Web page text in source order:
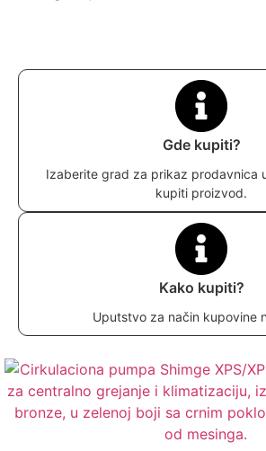
Gde kupiti?
Izaberite grad za prikaz prodavnica
kupiti proizvod.
Kako kupiti?
Uputstvo za način kupovine